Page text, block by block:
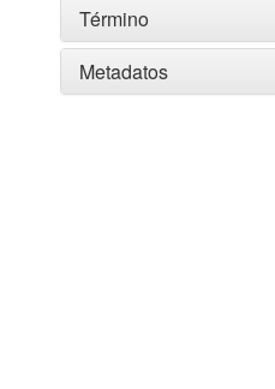
Término
Metadatos